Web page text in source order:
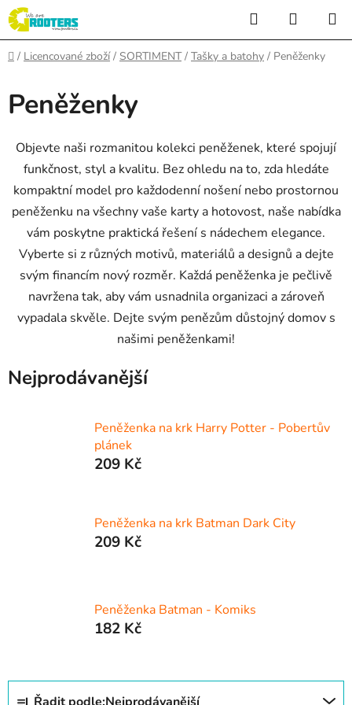
Přejít
na
obsah
Hledat
KOŠÍK
Domů
/ Licencované zboží / SORTIMENT / Tašky a batohy / Peněženky
Peněženky
Objevte naši rozmanitou kolekci peněženek, které spojují
funkčnost, styl a kvalitu. Bez ohledu na to, zda hledáte
kompaktní model pro každodenní nošení nebo prostornou
peněženku na všechny vaše karty a hotovost, naše nabídka
vám poskytne praktická řešení s nádechem elegance.
Vyberte si z různých motivů, materiálů a designů a dejte
svým financím nový rozměr. Každá peněženka je pečlivě
navržena tak, aby vám usnadnila organizaci a zároveň
vypadala skvěle. Dejte svým penězům důstojný domov s
našimi peněženkami!
Nejprodávanější
Peněženka na krk Harry Potter - Pobertův
plánek
209 Kč
Peněženka na krk Batman Dark City
209 Kč
Peněženka Batman - Komiks
182 Kč
Ř
Řadit podle:Nejprodávanější